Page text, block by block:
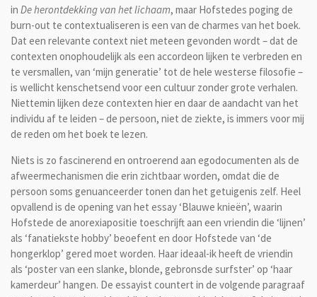
in De herontdekking van het lichaam, maar Hofstedes poging de
burn-out te contextualiseren is een van de charmes van het boek.
Dat een relevante context niet meteen gevonden wordt – dat de
contexten onophoudelijk als een accordeon lijken te verbreden en
te versmallen, van ‘mijn generatie’ tot de hele westerse filosofie –
is wellicht kenschetsend voor een cultuur zonder grote verhalen.
Niettemin lijken deze contexten hier en daar de aandacht van het
individu af te leiden – de persoon, niet de ziekte, is immers voor mij
de reden om het boek te lezen.
Niets is zo fascinerend en ontroerend aan egodocumenten als de
afweermechanismen die erin zichtbaar worden, omdat die de
persoon soms genuanceerder tonen dan het getuigenis zelf. Heel
opvallend is de opening van het essay ‘Blauwe knieën’, waarin
Hofstede de anorexiapositie toeschrijft aan een vriendin die ‘lijnen’
als ‘fanatiekste hobby’ beoefent en door Hofstede van ‘de
hongerklop’ gered moet worden. Haar ideaal-ik heeft de vriendin
als ‘poster van een slanke, blonde, gebronsde surfster’ op ‘haar
kamerdeur’ hangen. De essayist countert in de volgende paragraaf